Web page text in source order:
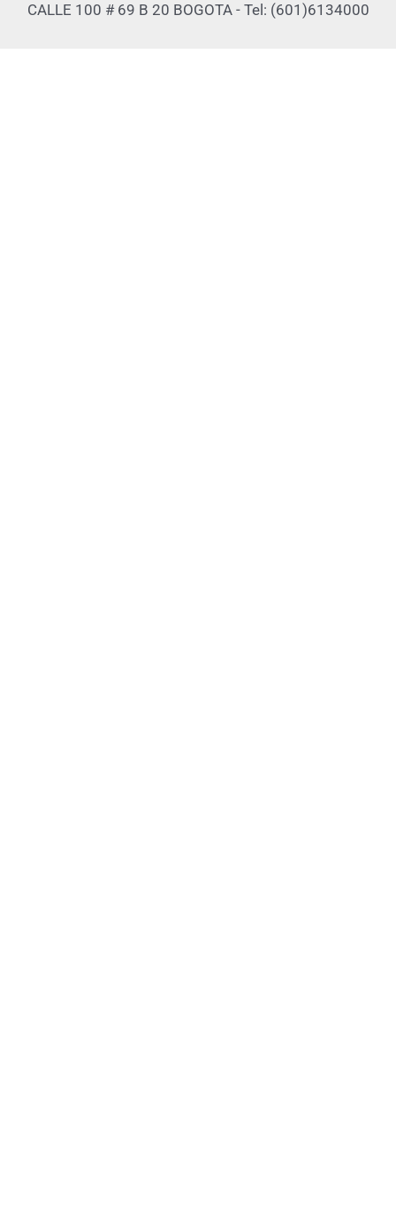
CALLE 100 # 69 B 20 BOGOTA - Tel: (601)6134000